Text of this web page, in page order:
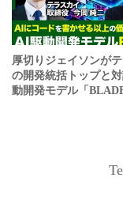
厚切りジェイソンが
の開発統括トップと
動開発モデル「